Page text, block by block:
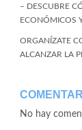
– DESCUBRE
ECONÓMICOS
ORGANÍZATE
ALCANZAR LA
No hay